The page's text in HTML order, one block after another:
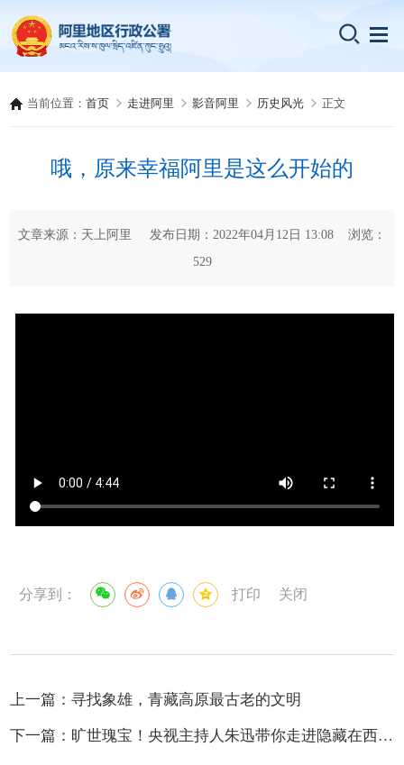
当前位置：首页 走进阿里 影音阿里 历史风光 正文
哦，原来幸福阿里是这么开始的
文章来源：天上阿里 发布日期：2022年04月12日 13:08 浏览：
529
分享到： 打印 关闭
上一篇：寻找象雄，青藏高原最古老的文明
下一篇： 旷世瑰宝！央视主持人朱迅带你走进隐藏在西藏深处的阿里壁画